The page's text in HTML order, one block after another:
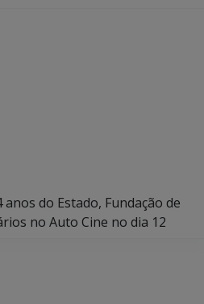
do Estado, Fundação de
no Auto Cine no dia 12